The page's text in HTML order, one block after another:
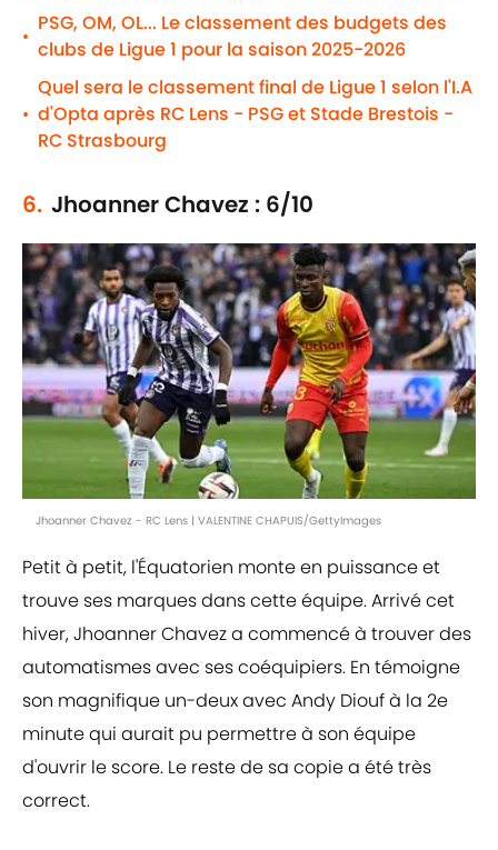
•
PSG, OM, OL... Le classement des budgets des
clubs de Ligue 1 pour la saison 2025-2026
•
Quel sera le classement final de Ligue 1 selon l'I.A
d'Opta après RC Lens - PSG et Stade Brestois -
RC Strasbourg
6. Jhoanner Chavez : 6/10
Jhoanner Chavez - RC Lens | VALENTINE CHAPUIS/GettyImages
Petit à petit, l'Équatorien monte en puissance et
trouve ses marques dans cette équipe. Arrivé cet
hiver, Jhoanner Chavez a commencé à trouver des
automatismes avec ses coéquipiers. En témoigne
son magnifique un-deux avec Andy Diouf à la 2e
minute qui aurait pu permettre à son équipe
d'ouvrir le score. Le reste de sa copie a été très
correct.